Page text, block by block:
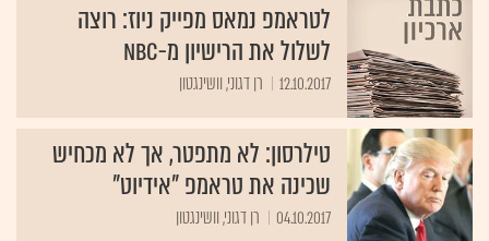
לטראמפ נמאס מפייק ניוז: רוצה
לשלול את הרישיון מ-NBC
12.10.2017 רן דגוני, וושינגטון
טילרסון: לא מתפטר, אך לא מכחיש
שכינה את טראמפ "אידיוט"
04.10.2017 רן דגוני, וושינגטון